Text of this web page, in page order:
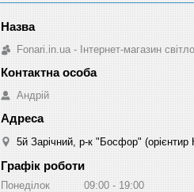
Fonari.in.ua - Інтернет-магазин
Андрій
5й Зарічний, р-к "Босфор"
Графік роботи
Понеділок 09:00
19:00